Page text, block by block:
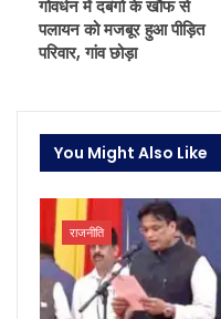
गोवर्धन में दबंगो के खौफ से
पलायन को मजबूर हुआ पीड़ित
परिवार, गांव छोड़ा
You Might Also Like
राजनीति